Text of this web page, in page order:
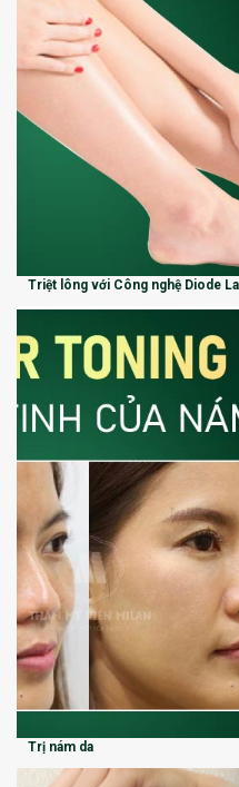
Triệt lông với Công nghệ Diode
Trị nám da